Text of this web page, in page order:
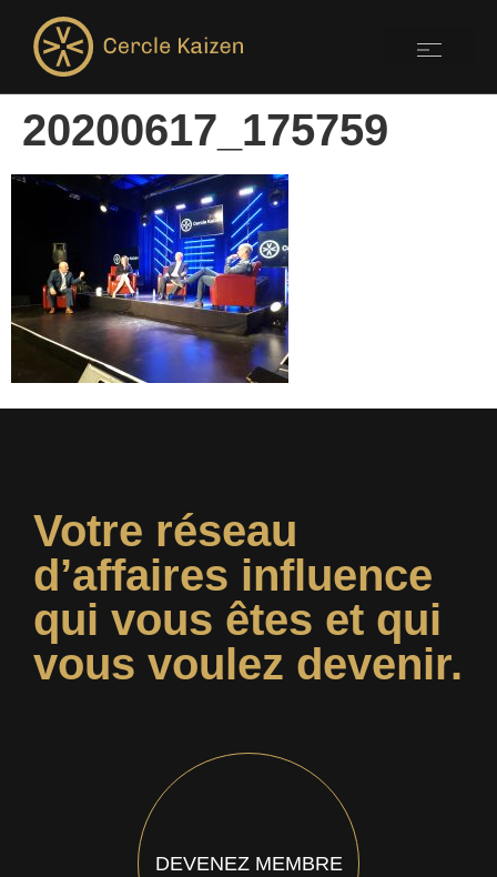
20200617_175759
Votre réseau
d’affaires influence
qui vous êtes et qui
vous voulez devenir.
DEVENEZ MEMBRE